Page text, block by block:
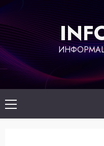
содержимому
Основное
меню